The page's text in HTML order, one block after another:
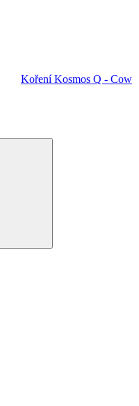
Koření Kosmos Q - Cow